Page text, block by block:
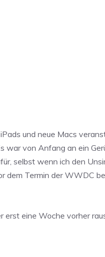
und neue Macs
von Anfang an ein
selbst wenn ich den
dem Termin der WWDC
eine Woche vorher